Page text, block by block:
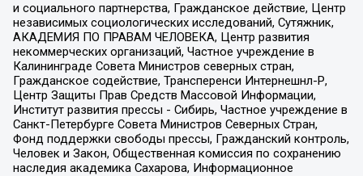
и социального партнерства, Гражданское действие, Центр
независимых социологических исследований, Сутяжник,
АКАДЕМИЯ ПО ПРАВАМ ЧЕЛОВЕКА, Центр развития
некоммерческих организаций, Частное учреждение в
Калининграде Совета Министров северных стран,
Гражданское содействие, Трансперенси Интернешнл-Р,
Центр Защиты Прав Средств Массовой Информации,
Институт развития прессы - Сибирь, Частное учреждение в
Санкт-Петербурге Совета Министров Северных Стран,
Фонд поддержки свободы прессы, Гражданский контроль,
Человек и Закон, Общественная комиссия по сохранению
наследия академика Сахарова, Информационное